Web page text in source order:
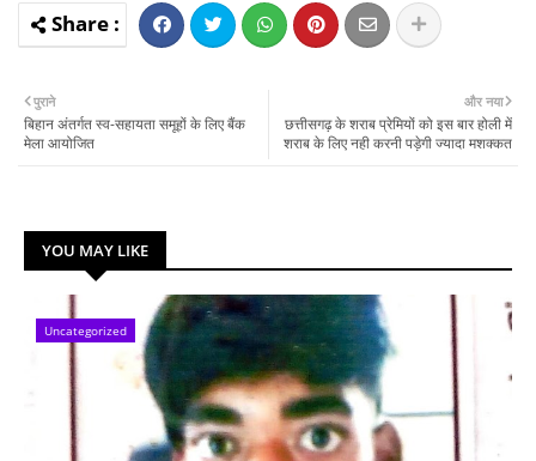
और नया
छत्तीसगढ़ के शराब प्रेमियों को इस बार होली में
शराब के लिए नही करनी पड़ेगी ज्यादा मशक्कत
पुराने
बिहान अंतर्गत स्व-सहायता समूहों के लिए बैंक
मेला आयोजित
YOU MAY LIKE
Uncategorized